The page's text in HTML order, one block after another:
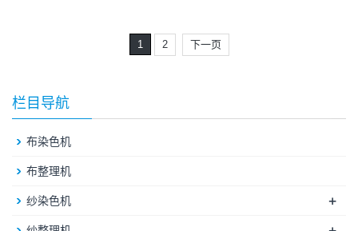
1 2 下一页
栏目导航
布染色机
布整理机
纱染色机 +